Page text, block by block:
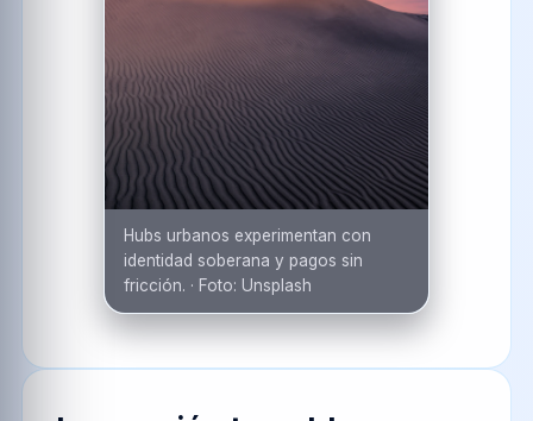
Hubs urbanos experimentan con
identidad soberana y pagos sin
fricción. · Foto: Unsplash